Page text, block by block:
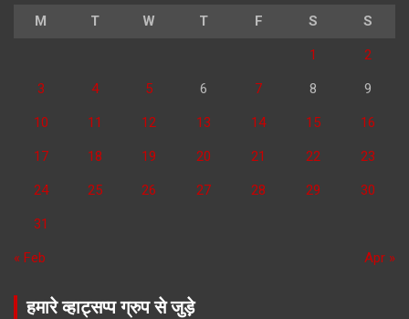
M T W T F S S
1 2
3 4 5 6 7 8 9
10 11 12 13 14 15 16
17 18 19 20 21 22 23
24 25 26 27 28 29 30
31
« Feb Apr »
हमारे व्हाट्सप्प ग्रुप से जुड़े